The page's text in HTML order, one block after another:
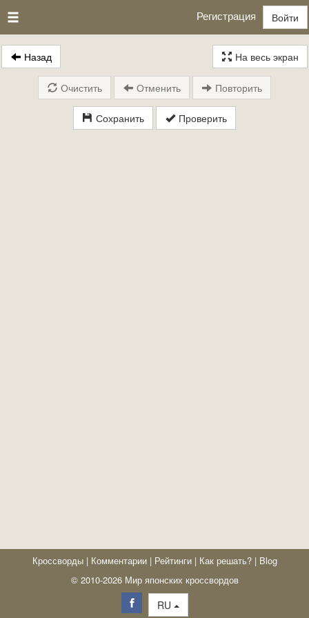
Регистрация Войти
Назад На весь экран
Сохранить Проверить
Очистить Отменить Повторить
Кроссворды | Комментарии | Рейтинги | Как решать? | Blog
© 2010-2026 Мир японских кроссвордов
RU